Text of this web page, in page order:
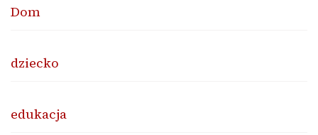
Dom
dziecko
edukacja